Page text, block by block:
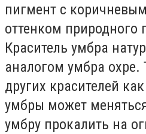
пигмент с
оттенком природного
Краситель умбра
аналогом умбра охре.
других красителей
умбры может
умбру прокалить на